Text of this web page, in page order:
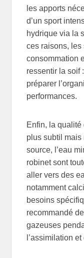
les apports
d’un sport
hydrique via la
ces raisons,
consommation
ressentir la soif
préparer
performances.
Enfin, la qualité
plus subtil mais
source, l’eau
robinet sont
aller vers des
notamment
besoins
recommandé
gazeuses
l’assimilation